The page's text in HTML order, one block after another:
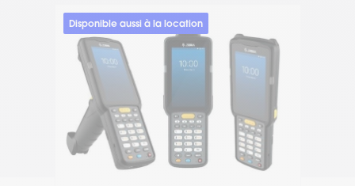
Disponible aussi à la location